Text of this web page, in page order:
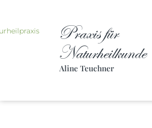
Praxis für
Naturheilkunde
Aline Teuchner